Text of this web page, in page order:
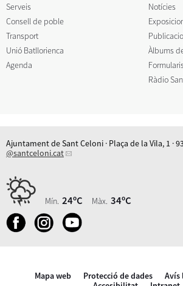
Serveis
Consell de poble
Transport
Unió Batllorienca
Agenda
Notícies
Àlbums
Formularis
Ràdio
Ajuntament de Sant Celoni · Plaça de la Vila, 1 ·
@santceloni.cat
Mín. 24ºC Màx. 34ºC
Mapa web Protecció de dades Avís